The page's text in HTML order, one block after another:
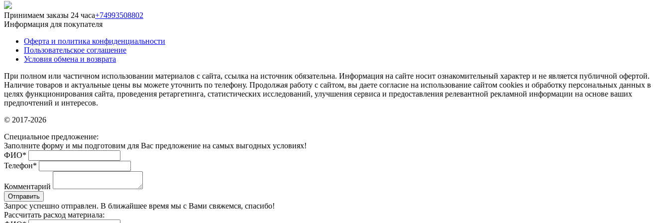
Принимаем заказы 24 часа+74993508802
Информация для покупателя
Оферта и политика конфиденциальности
Пользовательское соглашение
Условия обмена и возврата
При полном или частичном использовании материалов с сайта, ссылка на источник обязательна. Информация на сайте носит ознакомительный характер и не является публичной офертой.
Наличие товаров и актуальные цены вы можете уточнить по телефону. Продолжая работу с сайтом, вы даете согласие на использование сайтом cookies и обработку персональных данных в
целях функционирования сайта, проведения ретаргетинга, статистических исследований, улучшения сервиса и предоставления релевантной рекламной информации на основе ваших
предпочтений и интересов.
© 2017-2026
Специальное предложение:
Заполните форму и мы подготовим для Вас предложение на самых выгодных условиях!
ФИО*
Телефон*
Комментарий
Отправить
Запрос успешно отправлен. В ближайшее время мы с Вами свяжемся, спасибо!
Рассчитать расход материала: